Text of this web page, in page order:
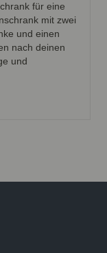
für eine
mit zwei
und einen
nach deinen
und